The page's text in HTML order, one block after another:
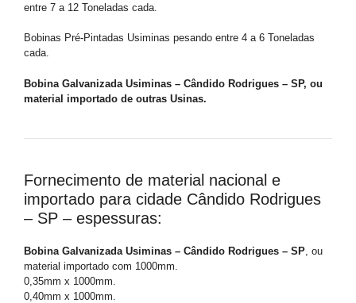
entre 7 a 12 Toneladas cada.
Bobinas Pré-Pintadas Usiminas pesando entre 4 a 6 Toneladas
cada.
Bobina Galvanizada Usiminas – Cândido Rodrigues – SP, ou
material importado de outras Usinas.
Fornecimento de material nacional e
importado para cidade Cândido Rodrigues
– SP – espessuras:
Bobina Galvanizada Usiminas – Cândido Rodrigues – SP , ou
material importado com 1000mm.
0,35mm x 1000mm.
0,40mm x 1000mm.